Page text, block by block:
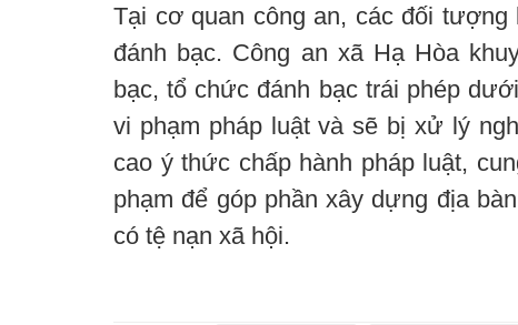
Tại cơ quan công an, các đối tượng
đánh bạc. Công an xã Hạ Hòa
bạc, tổ chức đánh bạc trái phép
vi phạm pháp luật và sẽ bị xử lý
cao ý thức chấp hành pháp luật,
phạm để góp phần xây dựng địa
có tệ nạn xã hội.